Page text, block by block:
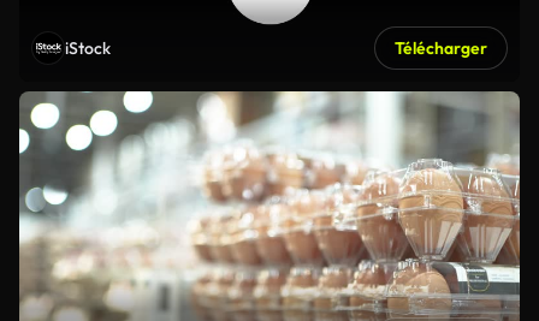
iStock Télécharger